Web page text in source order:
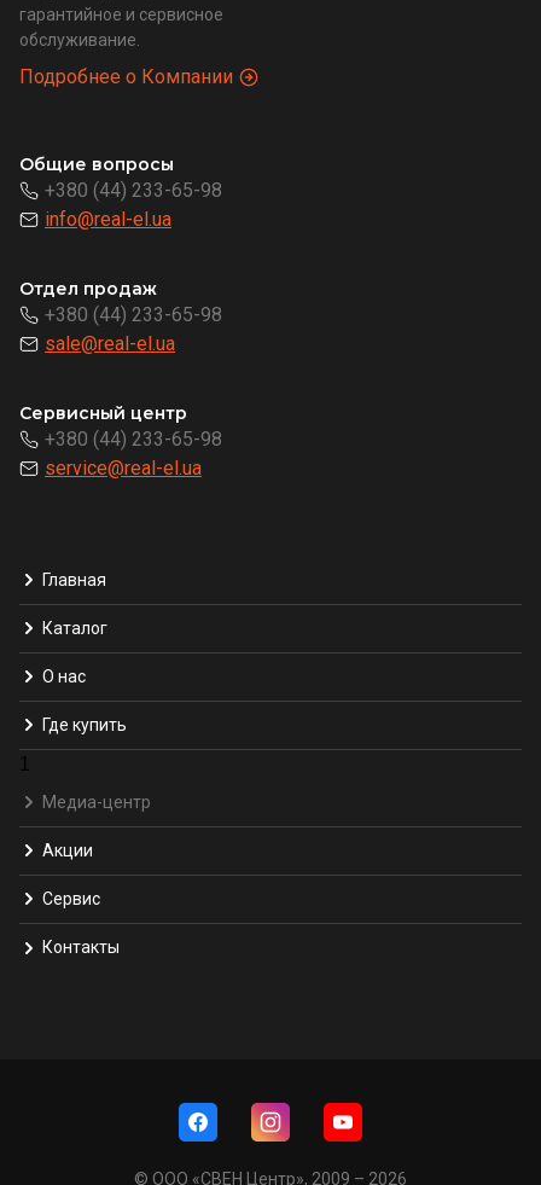
гарантийное и сервисное
обслуживание.
Подробнее о Компании
Общие вопросы
+380 (44) 233-65-98
info@real-el.ua
Отдел продаж
+380 (44) 233-65-98
sale@real-el.ua
Сервисный центр
+380 (44) 233-65-98
service@real-el.ua
Главная
Каталог
О нас
Где купить
1
Медиа-центр
Акции
Сервис
Контакты
© ООО «СВЕН Центр», 2009 – 2026